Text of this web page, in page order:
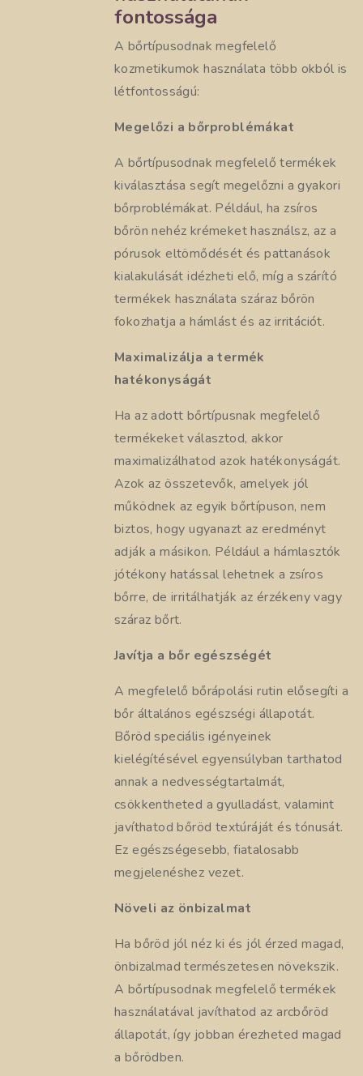
fontossága
A bőrtípusodnak megfelelő
kozmetikumok használata több okból is
létfontosságú:
Megelőzi a bőrproblémákat
A bőrtípusodnak megfelelő termékek
kiválasztása segít megelőzni a gyakori
bőrproblémákat. Például, ha zsíros
bőrön nehéz krémeket használsz, az a
pórusok eltömődését és pattanások
kialakulását idézheti elő, míg a szárító
termékek használata száraz bőrön
fokozhatja a hámlást és az irritációt.
Maximalizálja a termék
hatékonyságát
Ha az adott bőrtípusnak megfelelő
termékeket választod, akkor
maximalizálhatod azok hatékonyságát.
Azok az összetevők, amelyek jól
működnek az egyik bőrtípuson, nem
biztos, hogy ugyanazt az eredményt
adják a másikon. Például a hámlasztók
jótékony hatással lehetnek a zsíros
bőrre, de irritálhatják az érzékeny vagy
száraz bőrt.
Javítja a bőr egészségét
A megfelelő bőrápolási rutin elősegíti a
bőr általános egészségi állapotát.
Bőröd speciális igényeinek
kielégítésével egyensúlyban tarthatod
annak a nedvességtartalmát,
csökkentheted a gyulladást, valamint
javíthatod bőröd textúráját és tónusát.
Ez egészségesebb, fiatalosabb
megjelenéshez vezet.
Növeli az önbizalmat
Ha bőröd jól néz ki és jól érzed magad,
önbizalmad természetesen növekszik.
A bőrtípusodnak megfelelő termékek
használatával javíthatod az arcbőröd
állapotát, így jobban érezheted magad
a bőrödben.